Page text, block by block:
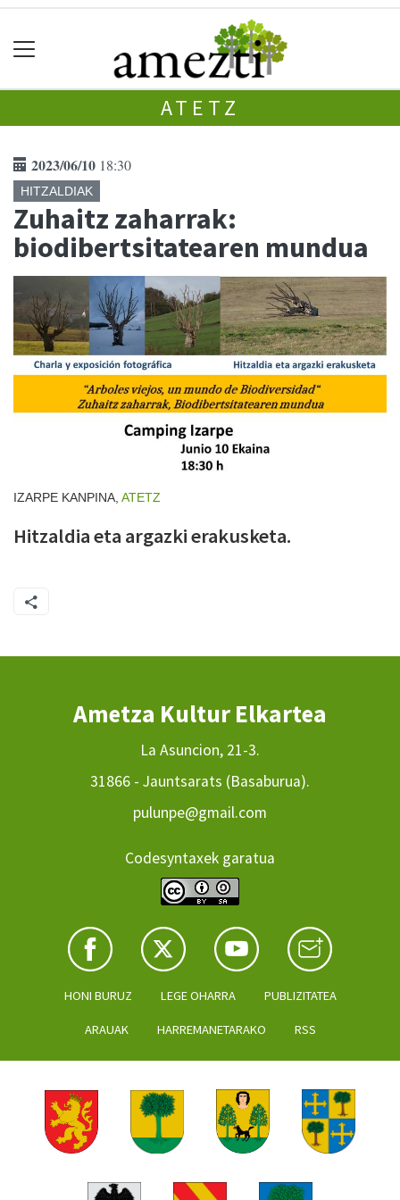
ATETZ
2023/06/10 18:30
HITZALDIAK
Zuhaitz zaharrak:
biodibertsitatearen mundua
IZARPE KANPINA, ATETZ
Hitzaldia eta argazki erakusketa.
Ametza Kultur Elkartea
La Asuncion, 21-3.
31866 - Jauntsarats (Basaburua).
pulunpe@gmail.com
Codesyntaxek garatua
HONI BURUZ LEGE OHARRA PUBLIZITATEA
ARAUAK HARREMANETARAKO RSS